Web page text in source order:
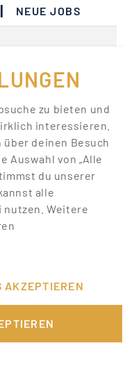
| NEUE JOBS
zu deiner Suche
zu bieten und
interessieren.
deinen Besuch
Auswahl von „Alle
du unserer
alle
Weitere
AKZEPTIEREN